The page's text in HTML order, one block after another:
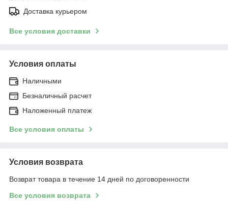
Доставка курьером
Все условия доставки
Условия оплаты
Наличными
Безналичный расчет
Наложенный платеж
Все условия оплаты
Условия возврата
Возврат товара в течение 14 дней по договоренности
Все условия возврата